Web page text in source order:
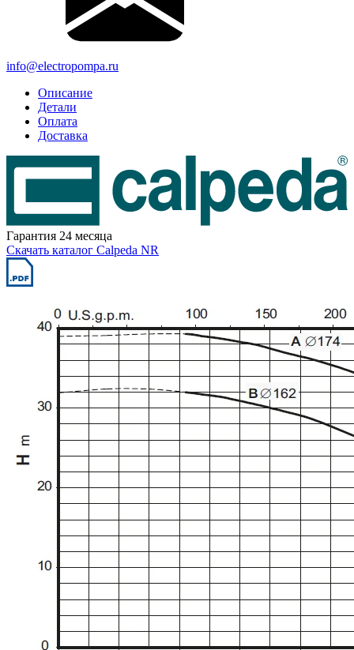
info@electropompa.ru
Описание
Детали
Оплата
Доставка
Гарантия 24 месяца
Скачать каталог Calpeda NR